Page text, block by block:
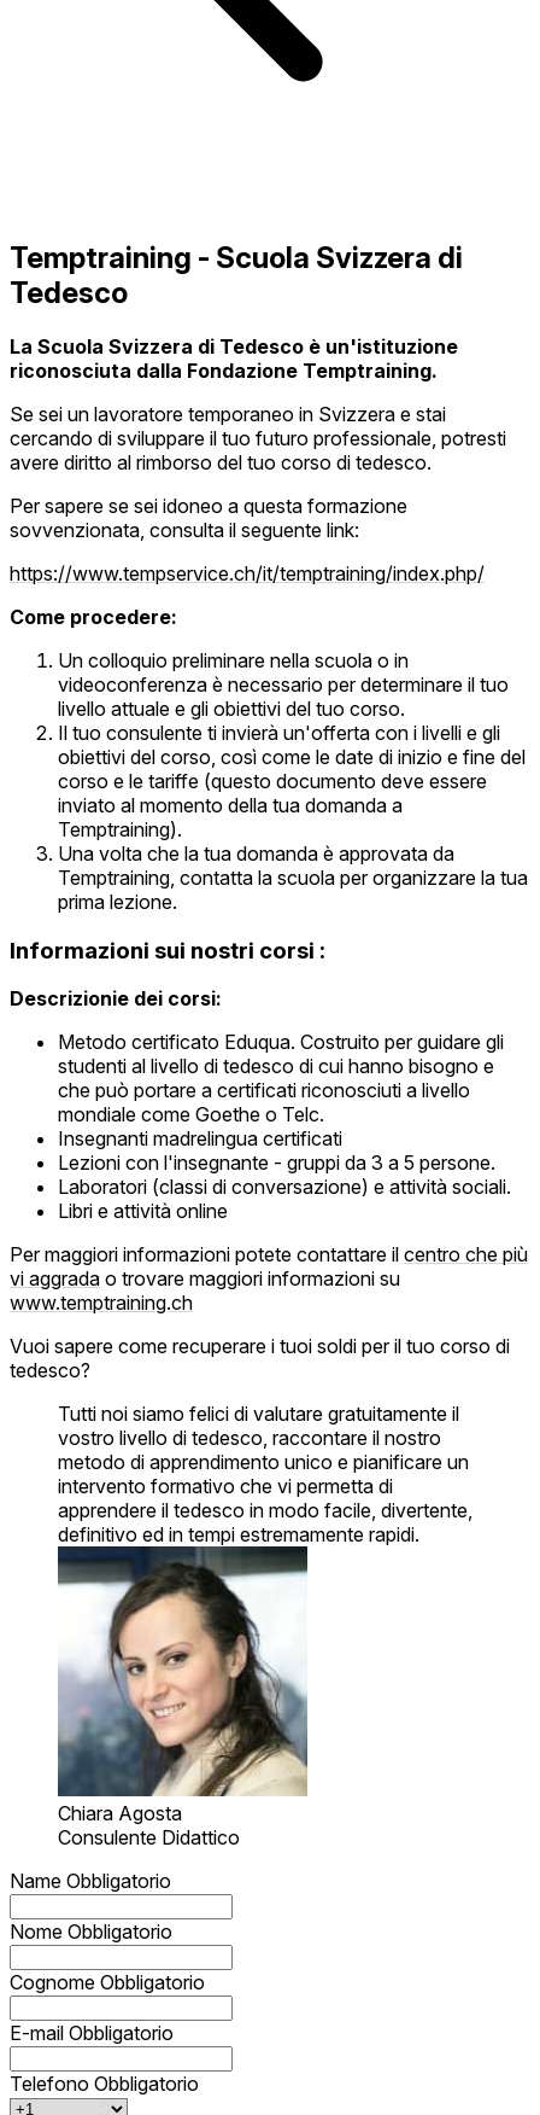
Temptraining - Scuola Svizzera di
Tedesco
La Scuola Svizzera di Tedesco è un'istituzione
riconosciuta dalla Fondazione Temptraining.
Se sei un lavoratore temporaneo in Svizzera e stai
cercando di sviluppare il tuo futuro professionale, potresti
avere diritto al rimborso del tuo corso di tedesco.
Per sapere se sei idoneo a questa formazione
sovvenzionata, consulta il seguente link:
https://www.tempservice.ch/it/temptraining/index.php/
Come procedere:
Un colloquio preliminare nella scuola o in
videoconferenza è necessario per determinare il tuo
livello attuale e gli obiettivi del tuo corso.
Il tuo consulente ti invierà un'offerta con i livelli e gli
obiettivi del corso, così come le date di inizio e fine del
corso e le tariffe (questo documento deve essere
inviato al momento della tua domanda a
Temptraining).
Una volta che la tua domanda è approvata da
Temptraining, contatta la scuola per organizzare la tua
prima lezione.
Informazioni sui nostri corsi :
Descrizionie dei corsi:
Metodo certificato Eduqua. Costruito per guidare gli
studenti al livello di tedesco di cui hanno bisogno e
che può portare a certificati riconosciuti a livello
mondiale come Goethe o Telc.
Insegnanti madrelingua certificati
Lezioni con l'insegnante - gruppi da 3 a 5 persone.
Laboratori (classi di conversazione) e attività sociali.
Libri e attività online
Per maggiori informazioni potete contattare il centro che più
vi aggrada o trovare maggiori informazioni su
www.temptraining.ch
Vuoi sapere come recuperare i tuoi soldi per il tuo corso di
tedesco?
Tutti noi siamo felici di valutare gratuitamente il
vostro livello di tedesco, raccontare il nostro
metodo di apprendimento unico e pianificare un
intervento formativo che vi permetta di
apprendere il tedesco in modo facile, divertente,
definitivo ed in tempi estremamente rapidi.
Chiara Agosta
Consulente Didattico
Name Obbligatorio
Nome Obbligatorio
Cognome Obbligatorio
E-mail Obbligatorio
Telefono Obbligatorio